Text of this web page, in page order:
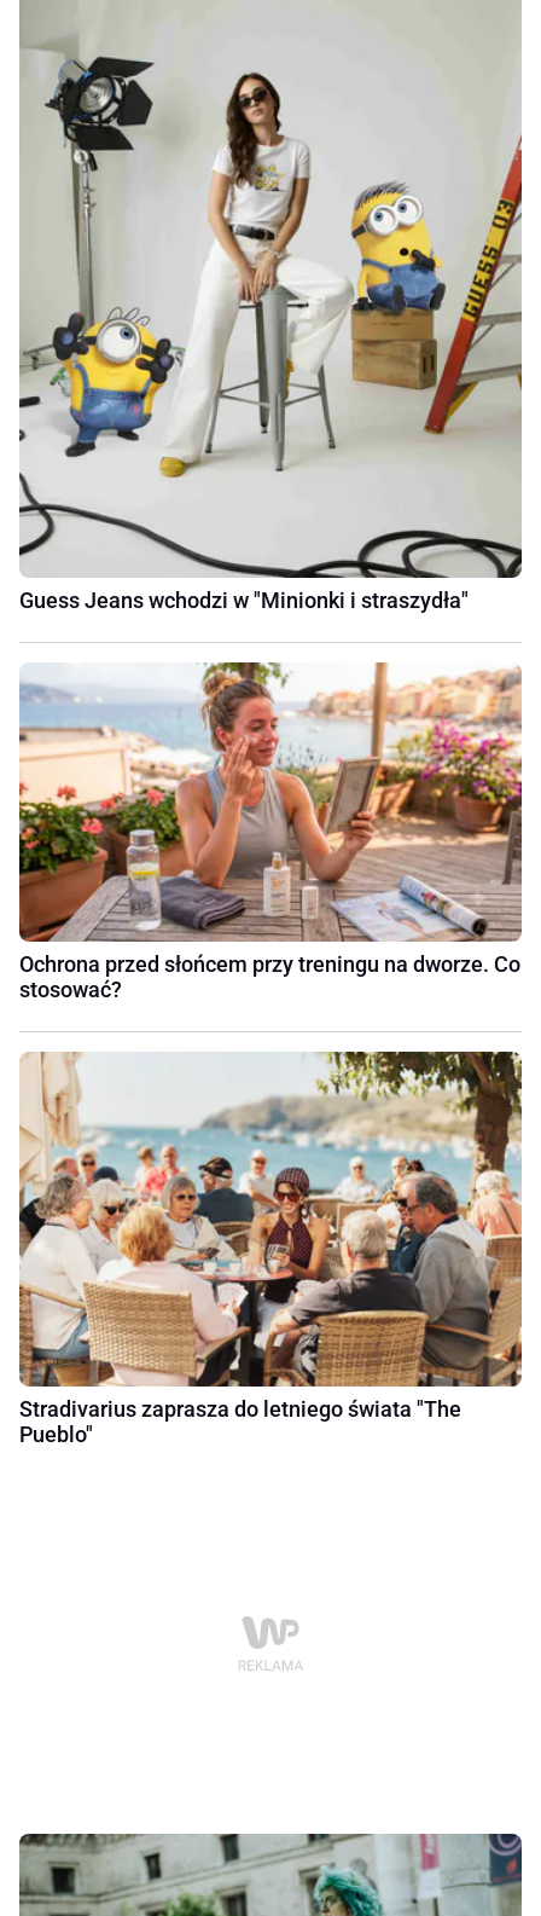
Guess Jeans wchodzi w "Minionki i straszydła"
Ochrona przed słońcem przy treningu na dworze. Co
stosować?
Stradivarius zaprasza do letniego świata "The
Pueblo"